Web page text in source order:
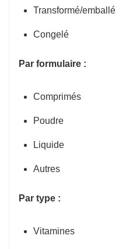
Transformé/emballé
Congelé
Par formulaire :
Comprimés
Poudre
Liquide
Autres
Par type :
Vitamines